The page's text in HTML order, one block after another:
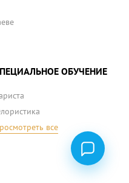
ОБУЧЕНИЕ
все